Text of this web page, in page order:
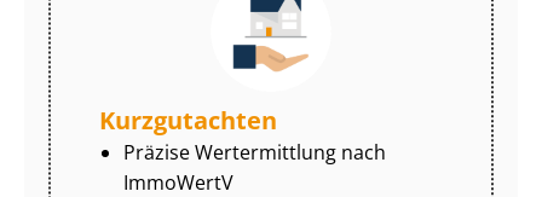
Kurzgutachten
Präzise Wertermittlung nach
ImmoWertV